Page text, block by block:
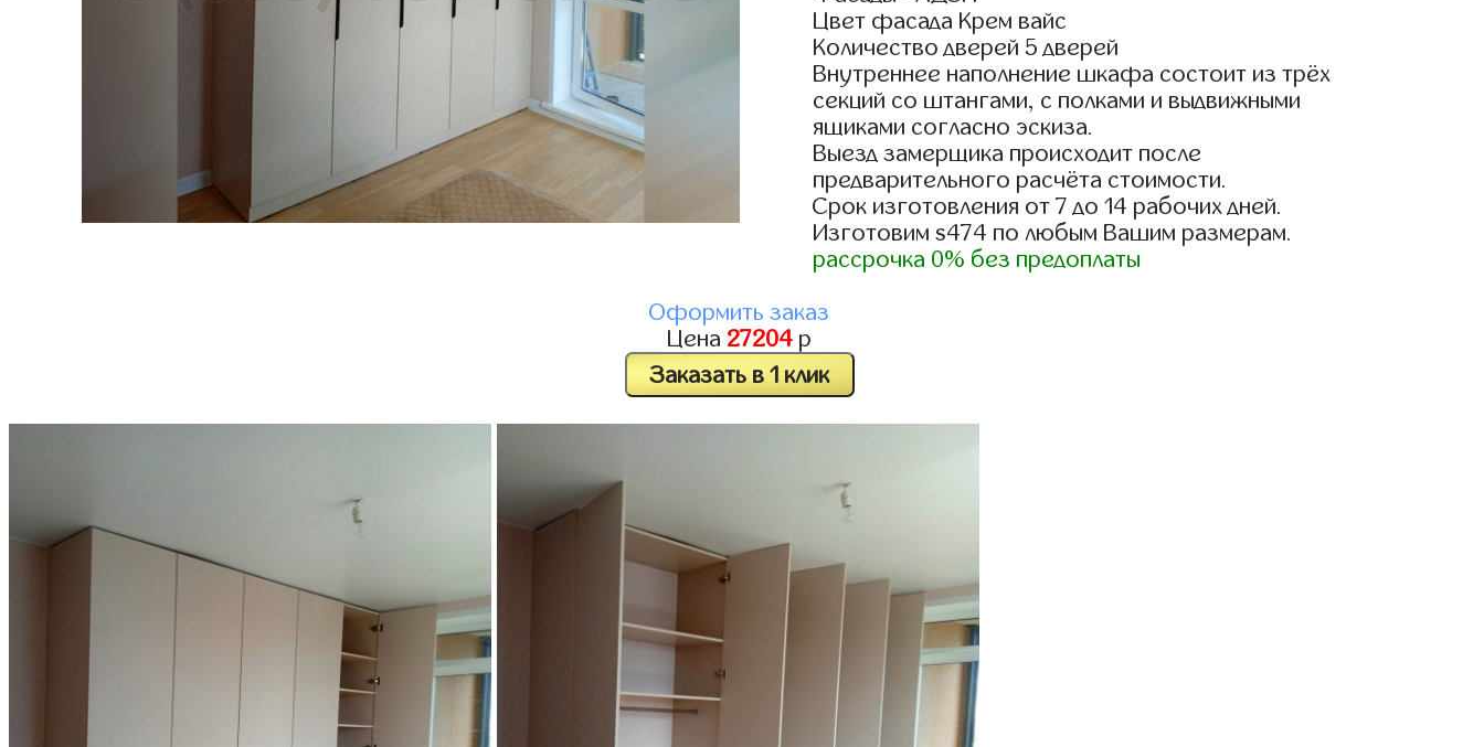
Цвет фасада Крем вайс
Количество дверей 5 дверей
Внутреннее наполнение шкафа состоит из трёх
секций со штангами, с полками и выдвижными
ящиками согласно эскиза.
Выезд замерщика происходит после
предварительного расчёта стоимости.
Срок изготовления от 7 до 14 рабочих дней.
Изготовим s474 по любым Вашим размерам.
рассрочка 0% без предоплаты
Оформить заказ
Цена 27204 р
Заказать в 1 клик